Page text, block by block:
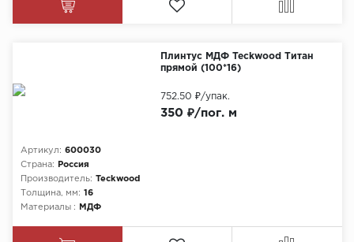
Плинтус МДФ Teckwood Титан
прямой (100*16)
Артикул: 600030
Страна:
Россия
Производитель: Teckwood
Толщина, мм: 16
Материалы :
МДФ
350 ₽/пог. м
752.50 ₽/упак.